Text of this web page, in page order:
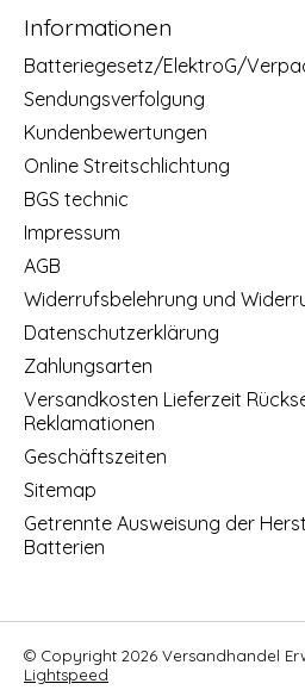
Informationen
Batteriegesetz/ElektroG/
Sendungsverfolgung
Kundenbewertungen
Online Streitschlichtung
BGS technic
Impressum
AGB
Widerrufsbelehrung und
Datenschutzerklärung
Zahlungsarten
Versandkosten Lieferzeit
Reklamationen
Geschäftszeiten
Sitemap
Getrennte Ausweisung der
Batterien
© Copyright 2026 Versandhandel
Lightspeed